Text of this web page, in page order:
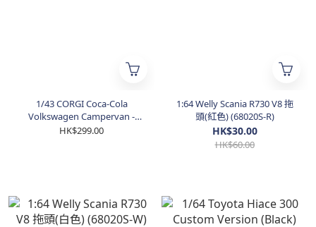
1/43 CORGI Coca-Cola
Volkswagen Campervan -
Diamond (CC02745)
HK$299.00
1:64 Welly Scania R730 V8 拖
頭(紅色) (68020S-R)
HK$30.00
HK$60.00